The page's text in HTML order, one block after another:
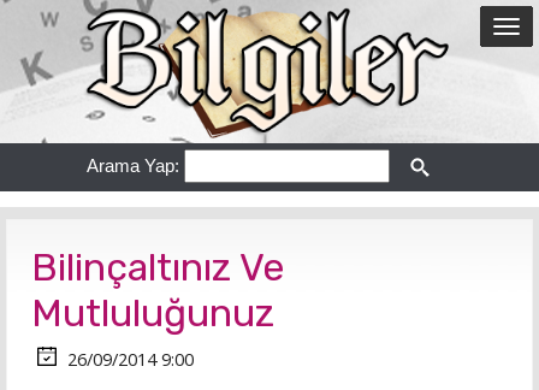
Arama Yap:
Bilinçaltınız Ve
Mutluluğunuz
26/09/2014 9:00